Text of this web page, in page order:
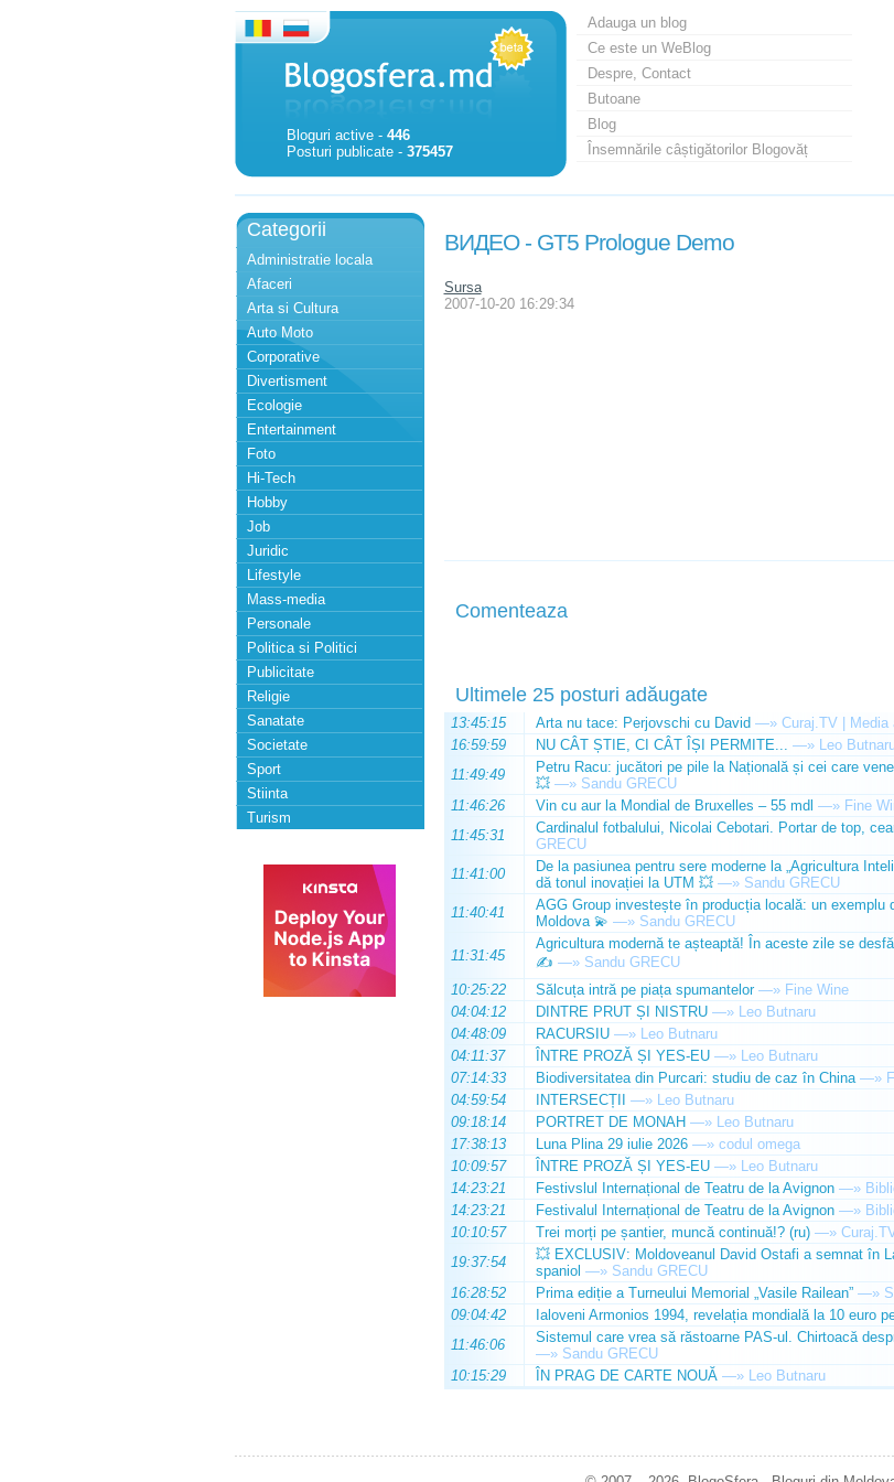
Bloguri active - 446
Posturi publicate - 375457
Adauga un blog
Ce este un WeBlog
Despre, Contact
Butoane
Blog
Însemnările câștigătorilor Blogovăț
Categorii
Administratie locala
Afaceri
Arta si Cultura
Auto Moto
Corporative
Divertisment
Ecologie
Entertainment
Foto
Hi-Tech
Hobby
Job
Juridic
Lifestyle
Mass-media
Personale
Politica si Politici
Publicitate
Religie
Sanatate
Societate
Sport
Stiinta
Turism
ВИДЕО - GT5 Prologue Demo
Sursa
2007-10-20 16:29:34
Comenteaza
Ultimele 25 posturi adăugate
13:45:15 Arta nu tace: Perjovschi cu David —» Curaj.TV | Media
16:59:59
NU CÂT ȘTIE, CI CÂT ÎȘI PERMITE... —» Leo
11:49:49
Petru Racu: jucători pe pile la Națională și cei care
💥 —» Sandu GRECU
11:46:26
Vin cu aur la Mondial de Bruxelles – 55 mdl —» Fine
11:45:31
Cardinalul fotbalului, Nicolai Cebotari. Portar de top,
GRECU
11:41:00
De la pasiunea pentru sere moderne la „Agricultura
dă tonul inovației la UTM 💥 —» Sandu GRECU
11:40:41
AGG Group investește în producția locală: un
Moldova 💫 —» Sandu GRECU
11:31:45
Agricultura modernă te așteaptă! În aceste zile se
✍️ —» Sandu GRECU
10:25:22
Sălcuța intră pe piața spumantelor —» Fine Wine
04:04:12
DINTRE PRUT ȘI NISTRU —» Leo Butnaru
04:48:09
RACURSIU —» Leo Butnaru
04:11:37
ÎNTRE PROZĂ ȘI YES-EU —» Leo Butnaru
07:14:33
Biodiversitatea din Purcari: studiu de caz în China —»
04:59:54
INTERSECȚII —» Leo Butnaru
09:18:14
PORTRET DE MONAH —» Leo Butnaru
17:38:13
Luna Plina 29 iulie 2026 —» codul omega
10:09:57
ÎNTRE PROZĂ ȘI YES-EU —» Leo Butnaru
14:23:21
Festivslul Internațional de Teatru de la Avignon —»
14:23:21
Festivalul Internațional de Teatru de la Avignon —»
10:10:57
Trei morți pe șantier, muncă continuă!? (ru) —»
19:37:54
💥 EXCLUSIV: Moldoveanul David Ostafi a semnat în
spaniol —» Sandu GRECU
16:28:52
Prima ediție a Turneului Memorial „Vasile Railean” —»
09:04:42
Ialoveni Armonios 1994, revelația mondială la 10 euro
11:46:06
Sistemul care vrea să răstoarne PAS-ul. Chirtoacă
—» Sandu GRECU
10:15:29
ÎN PRAG DE CARTE NOUĂ —» Leo Butnaru